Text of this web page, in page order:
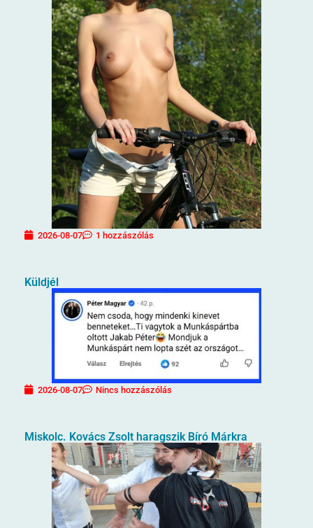
2026-08-07 1 hozzászólás
Küldjél
2026-08-07 Nincs hozzászólás
Miskolc. Kovács Zsolt haragszik Bíró Márkra